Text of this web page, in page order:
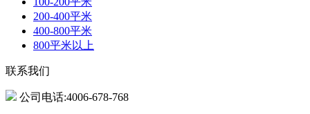
200-400平米
400-800平米
800平米以上
联系我们
公司电话:4006-678-768